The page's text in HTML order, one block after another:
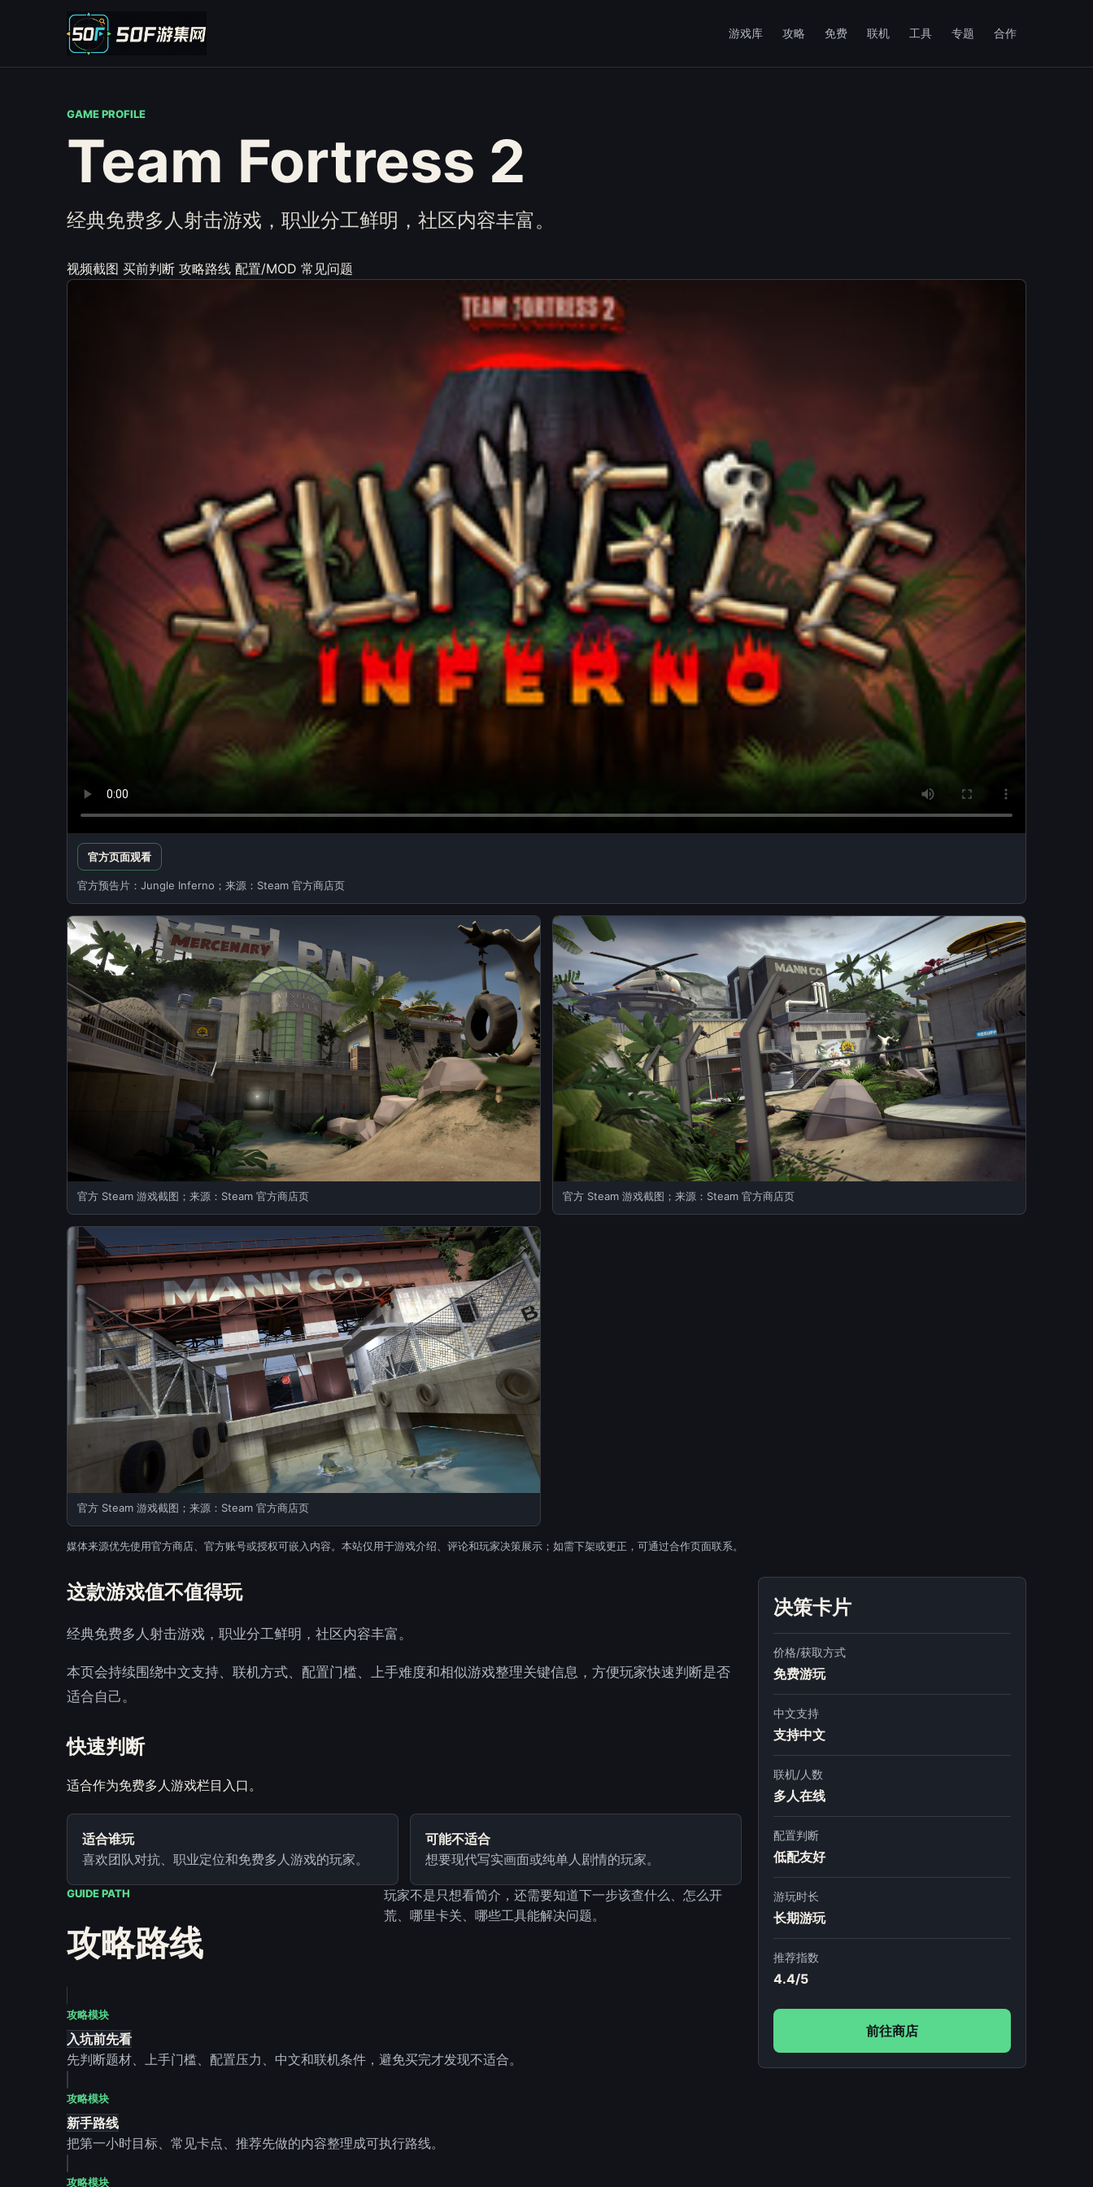
游戏库 攻略 免费 联机 工具 专题 合作
GAME PROFILE
Team Fortress 2
经典免费多人射击游戏，职业分工鲜明，社区内容丰富。
视频截图 买前判断 攻略路线 配置/MOD 常见问题
官方页面观看
官方预告片：Jungle Inferno；来源：Steam 官方商店页
官方 Steam 游戏截图；来源：Steam 官方商店页 官方 Steam 游戏截图；来源：Steam 官方商店页
官方 Steam 游戏截图；来源：Steam 官方商店页
媒体来源优先使用官方商店、官方账号或授权可嵌入内容。本站仅用于游戏介绍、评论和玩家决策展示；如需下架或更正，可通过合作页面联系。
这款游戏值不值得玩
经典免费多人射击游戏，职业分工鲜明，社区内容丰富。
本页会持续围绕中文支持、联机方式、配置门槛、上手难度和相似游戏整理关键信息，方便玩家快速判断是否
适合自己。
快速判断
适合作为免费多人游戏栏目入口。
适合谁玩
喜欢团队对抗、职业定位和免费多人游戏的玩家。
可能不适合
想要现代写实画面或纯单人剧情的玩家。
GUIDE PATH
攻略路线
玩家不是只想看简介，还需要知道下一步该查什么、怎么开
荒、哪里卡关、哪些工具能解决问题。
攻略模块
入坑前先看
先判断题材、上手门槛、配置压力、中文和联机条件，避免买完才发现不适合。
攻略模块
新手路线
把第一小时目标、常见卡点、推荐先做的内容整理成可执行路线。
攻略模块
决策卡片
价格/获取方式
免费游玩
中文支持
支持中文
联机/人数
多人在线
配置判断
低配友好
游玩时长
长期游玩
推荐指数
4.4/5
前往商店